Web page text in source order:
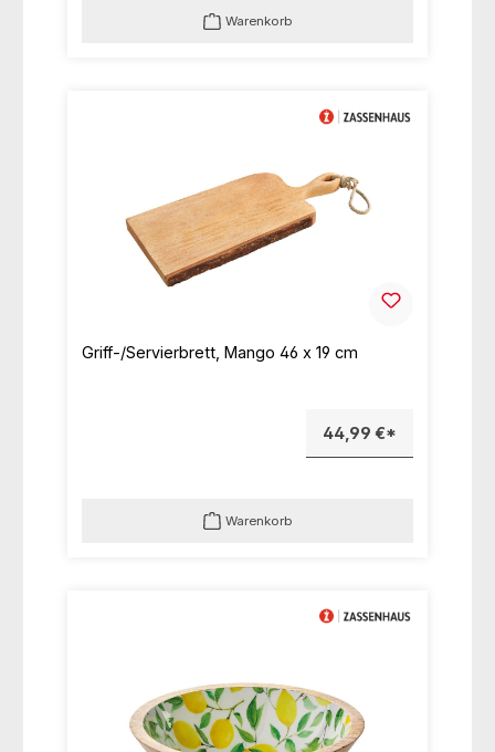
Warenkorb
Griff-/Servierbrett, Mango 46 x 19 cm
44,99 €*
Warenkorb